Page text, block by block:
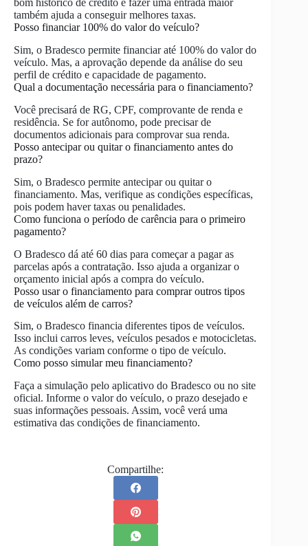
bom histórico de crédito e fazer uma entrada maior
também ajuda a conseguir melhores taxas.
Posso financiar 100% do valor do veículo?
Sim, o Bradesco permite financiar até 100% do valor do
veículo. Mas, a aprovação depende da análise do seu
perfil de crédito e capacidade de pagamento.
Qual a documentação necessária para o financiamento?
Você precisará de RG, CPF, comprovante de renda e
residência. Se for autônomo, pode precisar de
documentos adicionais para comprovar sua renda.
Posso antecipar ou quitar o financiamento antes do
prazo?
Sim, o Bradesco permite antecipar ou quitar o
financiamento. Mas, verifique as condições específicas,
pois podem haver taxas ou penalidades.
Como funciona o período de carência para o primeiro
pagamento?
O Bradesco dá até 60 dias para começar a pagar as
parcelas após a contratação. Isso ajuda a organizar o
orçamento inicial após a compra do veículo.
Posso usar o financiamento para comprar outros tipos
de veículos além de carros?
Sim, o Bradesco financia diferentes tipos de veículos.
Isso inclui carros leves, veículos pesados e motocicletas.
As condições variam conforme o tipo de veículo.
Como posso simular meu financiamento?
Faça a simulação pelo aplicativo do Bradesco ou no site
oficial. Informe o valor do veículo, o prazo desejado e
suas informações pessoais. Assim, você verá uma
estimativa das condições de financiamento.
Compartilhe: